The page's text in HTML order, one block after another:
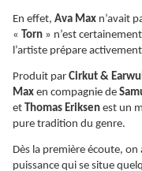
En effet, Ava Max n’avait
« Torn » n’est
l’artiste prépare
Produit par Cirkut &
Max en compagnie de
et
Thomas Eriksen est un
pure tradition du genre.
Dès la première écoute,
puissance qui se situe